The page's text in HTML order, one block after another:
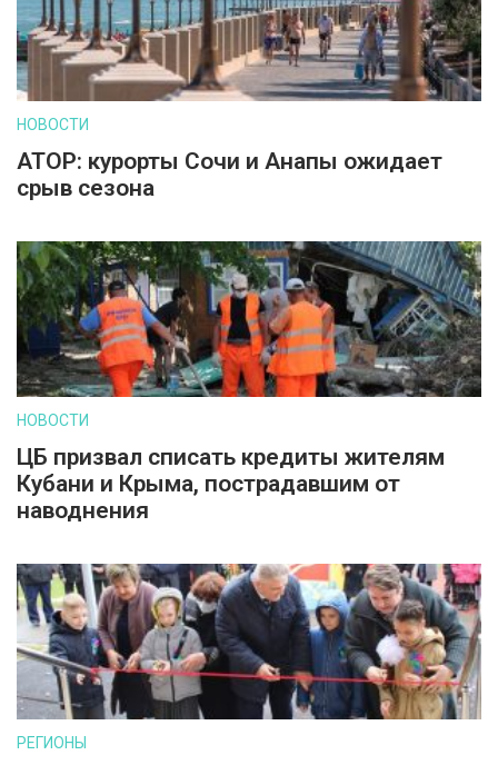
НОВОСТИ
АТОР: курорты Сочи и Анапы ожидает
срыв сезона
НОВОСТИ
ЦБ призвал списать кредиты жителям
Кубани и Крыма, пострадавшим от
наводнения
РЕГИОНЫ